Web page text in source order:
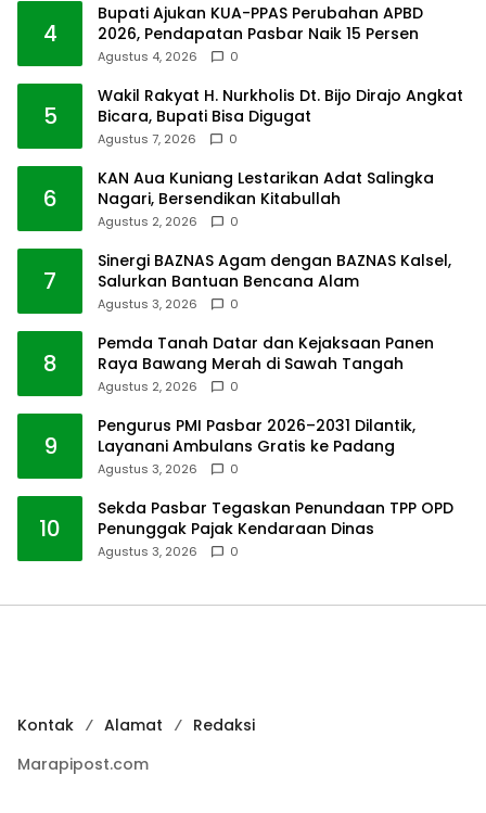
4
Bupati Ajukan KUA-PPAS Perubahan APBD
2026, Pendapatan Pasbar Naik 15 Persen
Agustus 4, 2026 0
5
Wakil Rakyat H. Nurkholis Dt. Bijo Dirajo Angkat
Bicara, Bupati Bisa Digugat
Agustus 7, 2026 0
6
KAN Aua Kuniang Lestarikan Adat Salingka
Nagari, Bersendikan Kitabullah
Agustus 2, 2026 0
7
Sinergi BAZNAS Agam dengan BAZNAS Kalsel,
Salurkan Bantuan Bencana Alam
Agustus 3, 2026 0
8
Pemda Tanah Datar dan Kejaksaan Panen
Raya Bawang Merah di Sawah Tangah
Agustus 2, 2026 0
9
Pengurus PMI Pasbar 2026–2031 Dilantik,
Layanani Ambulans Gratis ke Padang
Agustus 3, 2026 0
10
Sekda Pasbar Tegaskan Penundaan TPP OPD
Penunggak Pajak Kendaraan Dinas
Agustus 3, 2026 0
Kontak Alamat
Redaksi
Marapipost.com